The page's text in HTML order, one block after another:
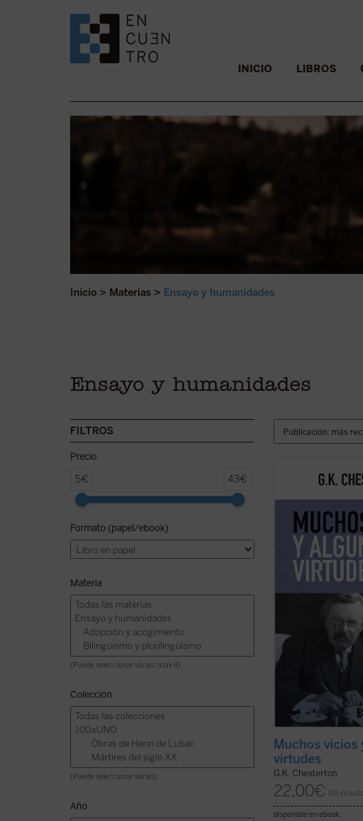
SALTAR AL CONTENIDO. INICIO LIBROS
Inicio > Materias > Ensayo y humanidades
Ensayo y humanidades
FILTROS
Precio
5€ 43€
Formato (papel/ebook)
Materia
(Puede seleccionar varias: máx 4)
Colección
(Puede seleccionar varias)
Año
Presentamos el
nuevamente todo el
profundidad y buen
inglés, cuyos textos
presentan quizá
combativos que
ficha)
Muchos vicios
virtudes
G.K. Chesterton
22,00€ IVA incluido
disponible en ebook: